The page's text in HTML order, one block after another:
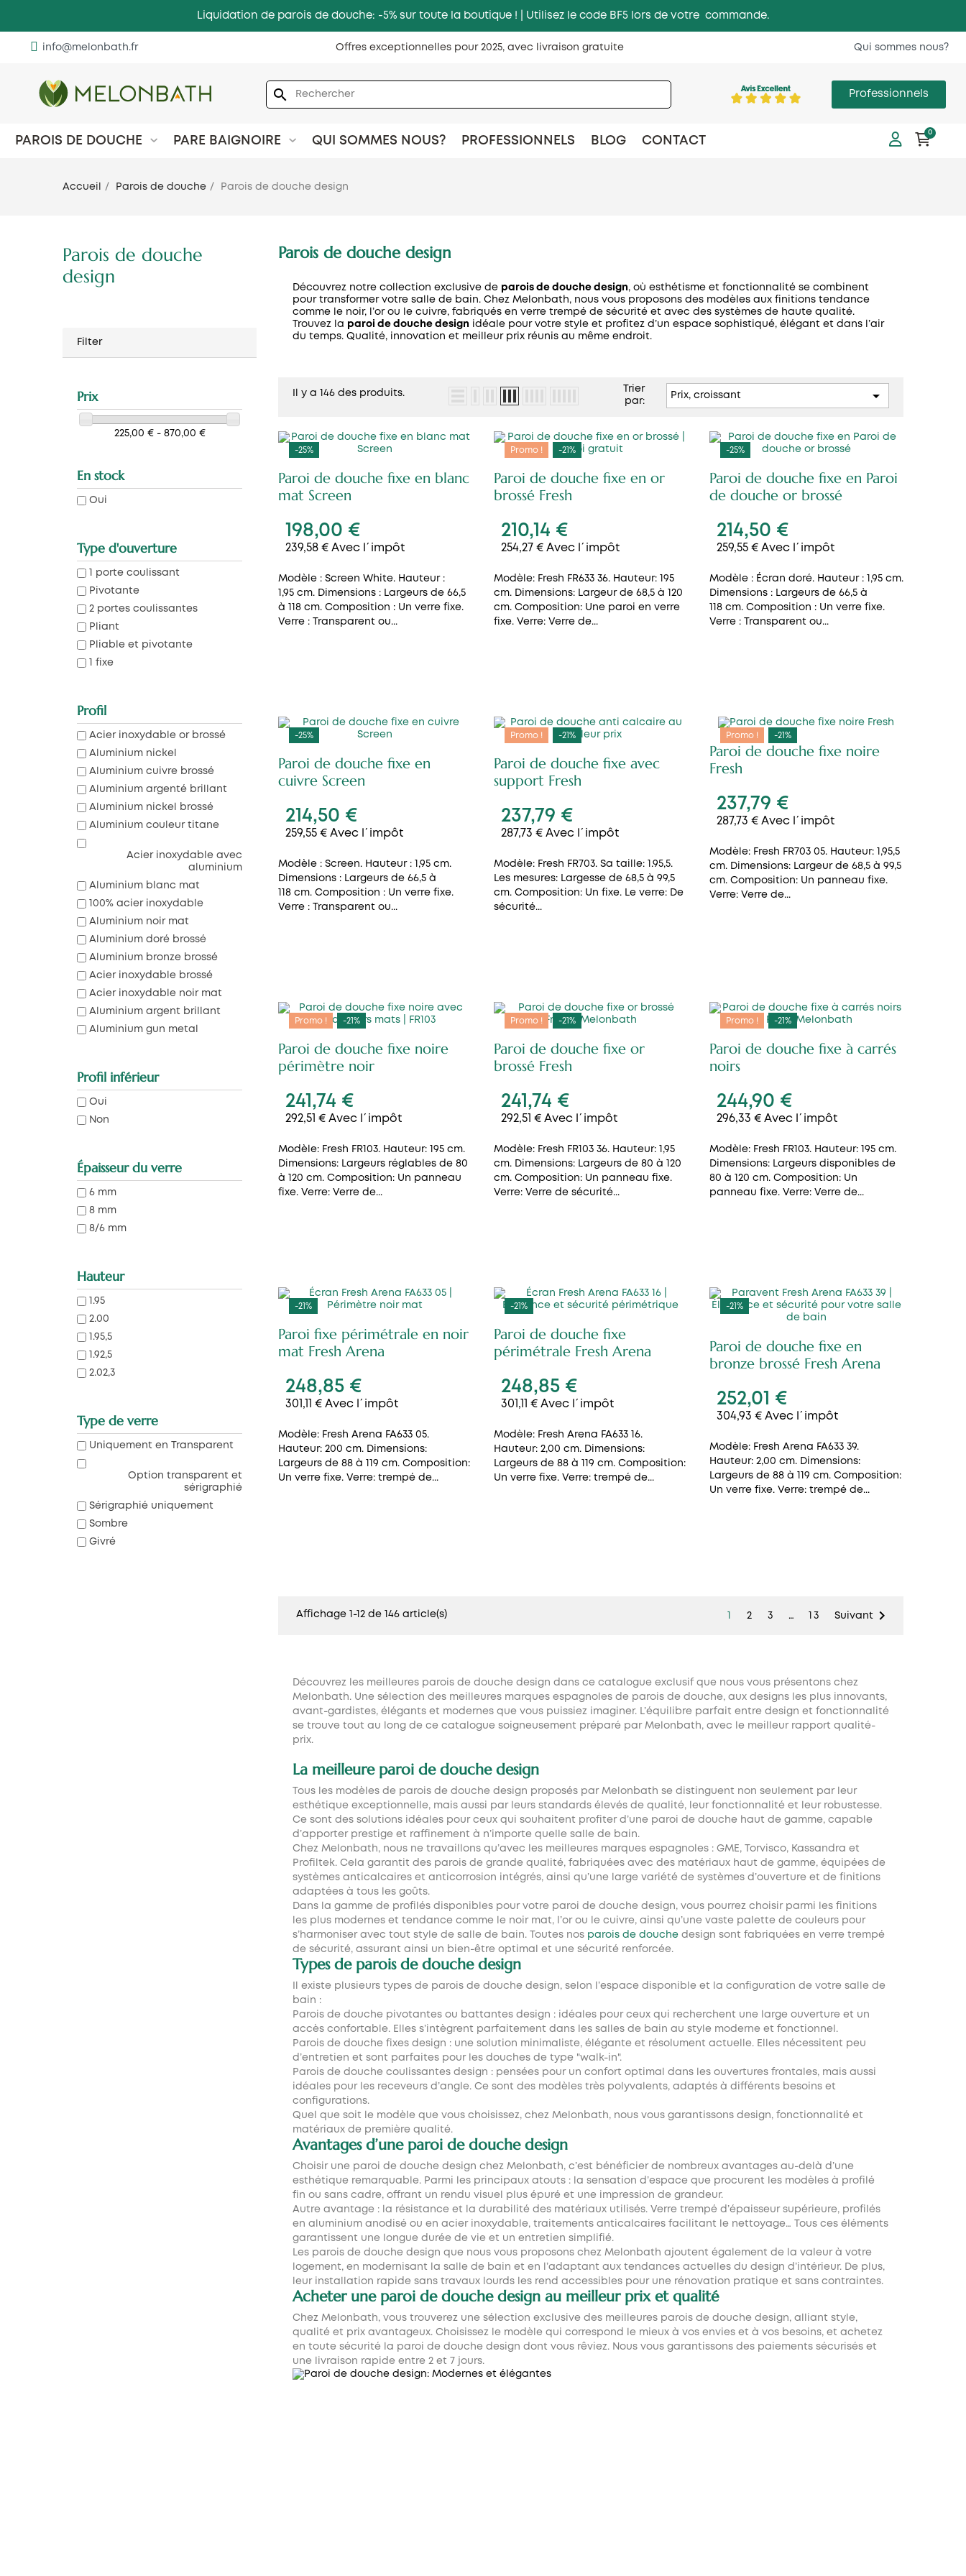
Liquidation de parois de douche: -5% sur toute la boutique ! | Utilisez le code BF5 lors de votre commande.
info@melonbath.fr Offres exceptionnelles pour 2025, avec livraison gratuite Qui sommes nous?
search Professionnels
PAROIS DE DOUCHE PARE BAIGNOIRE QUI SOMMES NOUS? PROFESSIONNELS BLOG CONTACT
0
Accueil Parois de douche Parois de douche design
Parois de douche
design
Filter
Prix
225,00 € - 870,00 €
En stock
Oui
Type d'ouverture
1 porte coulissant
Pivotante
2 portes coulissantes
Pliant
Pliable et pivotante
1 fixe
Profil
Acier inoxydable or brossé
Aluminium nickel
Aluminium cuivre brossé
Aluminium argenté brillant
Aluminium nickel brossé
Aluminium couleur titane
Acier inoxydable avec
aluminium
Aluminium blanc mat
100% acier inoxydable
Aluminium noir mat
Aluminium doré brossé
Aluminium bronze brossé
Acier inoxydable brossé
Acier inoxydable noir mat
Aluminium argent brillant
Aluminium gun metal
Profil inférieur
Oui
Non
Épaisseur du verre
6 mm
8 mm
8/6 mm
Hauteur
1.95
2.00
1.95,5
1.92,5
2.02,3
Type de verre
Uniquement en Transparent
Option transparent et
sérigraphié
Sérigraphié uniquement
Sombre
Givré
Parois de douche design
Découvrez notre collection exclusive de parois de douche design, où esthétisme et fonctionnalité se combinent
pour transformer votre salle de bain. Chez Melonbath, nous vous proposons des modèles aux finitions tendance
comme le noir, l’or ou le cuivre, fabriqués en verre trempé de sécurité et avec des systèmes de haute qualité.
Trouvez la paroi de douche design idéale pour votre style et profitez d’un espace sophistiqué, élégant et dans l’air
du temps. Qualité, innovation et meilleur prix réunis au même endroit.
Il y a 146 des produits.
Trier
par:
Prix, croissant 
-25%
Paroi de douche fixe en blanc
mat Screen
198,00 €
239,58 € Avec l´impôt
Modèle : Screen White. Hauteur :
1,95 cm. Dimensions : Largeurs de 66,5
à 118 cm. Composition : Un verre fixe.
Verre : Transparent ou...
Promo ! -21%
Paroi de douche fixe en or
brossé Fresh
210,14 €
254,27 € Avec l´impôt
Modèle: Fresh FR633 36. Hauteur: 195
cm. Dimensions: Largeur de 68,5 à 120
cm. Composition: Une paroi en verre
fixe. Verre: Verre de...
-25%
Paroi de douche fixe en Paroi
de douche or brossé
214,50 €
259,55 € Avec l´impôt
Modèle : Écran doré. Hauteur : 1,95 cm.
Dimensions : Largeurs de 66,5 à
118 cm. Composition : Un verre fixe.
Verre : Transparent ou...
-25%
Paroi de douche fixe en
cuivre Screen
214,50 €
259,55 € Avec l´impôt
Modèle : Screen. Hauteur : 1,95 cm.
Dimensions : Largeurs de 66,5 à
118 cm. Composition : Un verre fixe.
Verre : Transparent ou...
Promo ! -21%
Paroi de douche fixe avec
support Fresh
237,79 €
287,73 € Avec l´impôt
Modèle: Fresh FR703. Sa taille: 1.95,5.
Les mesures: Largesse de 68,5 à 99,5
cm. Composition: Un fixe. Le verre: De
sécurité...
Promo ! -21%
Paroi de douche fixe noire
Fresh
237,79 €
287,73 € Avec l´impôt
Modèle: Fresh FR703 05. Hauteur: 1,95,5
cm. Dimensions: Largeur de 68,5 à 99,5
cm. Composition: Un panneau fixe.
Verre: Verre de...
Promo ! -21%
Paroi de douche fixe noire
périmètre noir
241,74 €
292,51 € Avec l´impôt
Modèle: Fresh FR103. Hauteur: 195 cm.
Dimensions: Largeurs réglables de 80
à 120 cm. Composition: Un panneau
fixe. Verre: Verre de...
Promo ! -21%
Paroi de douche fixe or
brossé Fresh
241,74 €
292,51 € Avec l´impôt
Modèle: Fresh FR103 36. Hauteur: 1,95
cm. Dimensions: Largeurs de 80 à 120
cm. Composition: Un panneau fixe.
Verre: Verre de sécurité...
Promo ! -21%
Paroi de douche fixe à carrés
noirs
244,90 €
296,33 € Avec l´impôt
Modèle: Fresh FR103. Hauteur: 195 cm.
Dimensions: Largeurs disponibles de
80 à 120 cm. Composition: Un
panneau fixe. Verre: Verre de...
-21%
Paroi fixe périmétrale en noir
mat Fresh Arena
248,85 €
301,11 € Avec l´impôt
Modèle: Fresh Arena FA633 05.
Hauteur: 200 cm. Dimensions:
Largeurs de 88 à 119 cm. Composition:
Un verre fixe. Verre: trempé de...
-21%
Paroi de douche fixe
périmétrale Fresh Arena
248,85 €
301,11 € Avec l´impôt
Modèle: Fresh Arena FA633 16.
Hauteur: 2,00 cm. Dimensions:
Largeurs de 88 à 119 cm. Composition:
Un verre fixe. Verre: trempé de...
-21%
Paroi de douche fixe en
bronze brossé Fresh Arena
252,01 €
304,93 € Avec l´impôt
Modèle: Fresh Arena FA633 39.
Hauteur: 2,00 cm. Dimensions:
Largeurs de 88 à 119 cm. Composition:
Un verre fixe. Verre: trempé de...
Affichage 1-12 de 146 article(s) 2 3 … 13 Suivant 
Découvrez les meilleures parois de douche design dans ce catalogue exclusif que nous vous présentons chez
Melonbath. Une sélection des meilleures marques espagnoles de parois de douche, aux designs les plus innovants,
avant-gardistes, élégants et modernes que vous puissiez imaginer. L’équilibre parfait entre design et fonctionnalité
se trouve tout au long de ce catalogue soigneusement préparé par Melonbath, avec le meilleur rapport qualité-
prix.
La meilleure paroi de douche design
Tous les modèles de parois de douche design proposés par Melonbath se distinguent non seulement par leur
esthétique exceptionnelle, mais aussi par leurs standards élevés de qualité, leur fonctionnalité et leur robustesse.
Ce sont des solutions idéales pour ceux qui souhaitent profiter d’une paroi de douche haut de gamme, capable
d’apporter prestige et raffinement à n’importe quelle salle de bain.
Chez Melonbath, nous ne travaillons qu’avec les meilleures marques espagnoles : GME, Torvisco, Kassandra et
Profiltek. Cela garantit des parois de grande qualité, fabriquées avec des matériaux haut de gamme, équipées de
systèmes anticalcaires et anticorrosion intégrés, ainsi qu’une large variété de systèmes d’ouverture et de finitions
adaptées à tous les goûts.
Dans la gamme de profilés disponibles pour votre paroi de douche design, vous pourrez choisir parmi les finitions
les plus modernes et tendance comme le noir mat, l’or ou le cuivre, ainsi qu’une vaste palette de couleurs pour
s’harmoniser avec tout style de salle de bain. Toutes nos parois de douche design sont fabriquées en verre trempé
de sécurité, assurant ainsi un bien-être optimal et une sécurité renforcée.
Types de parois de douche design
Il existe plusieurs types de parois de douche design, selon l’espace disponible et la configuration de votre salle de
bain :
Parois de douche pivotantes ou battantes design : idéales pour ceux qui recherchent une large ouverture et un
accès confortable. Elles s’intègrent parfaitement dans les salles de bain au style moderne et fonctionnel.
Parois de douche fixes design : une solution minimaliste, élégante et résolument actuelle. Elles nécessitent peu
d’entretien et sont parfaites pour les douches de type "walk-in".
Parois de douche coulissantes design : pensées pour un confort optimal dans les ouvertures frontales, mais aussi
idéales pour les receveurs d’angle. Ce sont des modèles très polyvalents, adaptés à différents besoins et
configurations.
Quel que soit le modèle que vous choisissez, chez Melonbath, nous vous garantissons design, fonctionnalité et
matériaux de première qualité.
Avantages d’une paroi de douche design
Choisir une paroi de douche design chez Melonbath, c’est bénéficier de nombreux avantages au-delà d’une
esthétique remarquable. Parmi les principaux atouts : la sensation d’espace que procurent les modèles à profilé
fin ou sans cadre, offrant un rendu visuel plus épuré et une impression de grandeur.
Autre avantage : la résistance et la durabilité des matériaux utilisés. Verre trempé d’épaisseur supérieure, profilés
en aluminium anodisé ou en acier inoxydable, traitements anticalcaires facilitant le nettoyage… Tous ces éléments
garantissent une longue durée de vie et un entretien simplifié.
Les parois de douche design que nous vous proposons chez Melonbath ajoutent également de la valeur à votre
logement, en modernisant la salle de bain et en l’adaptant aux tendances actuelles du design d’intérieur. De plus,
leur installation rapide sans travaux lourds les rend accessibles pour une rénovation pratique et sans contraintes.
Acheter une paroi de douche design au meilleur prix et qualité
Chez Melonbath, vous trouverez une sélection exclusive des meilleures parois de douche design, alliant style,
qualité et prix avantageux. Choisissez le modèle qui correspond le mieux à vos envies et à vos besoins, et achetez
en toute sécurité la paroi de douche design dont vous rêviez. Nous vous garantissons des paiements sécurisés et
une livraison rapide entre 2 et 7 jours.